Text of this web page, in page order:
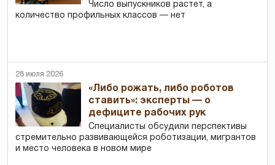
Число выпускников растет, а
количество профильных классов — нет
28 июля 2026
«Либо рожать, либо роботов
ставить»: эксперты — о
дефиците рабочих рук
Специалисты обсудили перспективы
стремительно развивающейся роботизации, мигрантов
и место человека в новом мире